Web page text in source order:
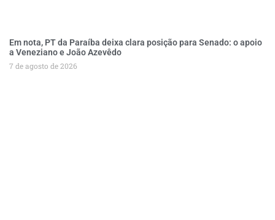
Em nota, PT da Paraíba deixa clara posição para Senado: o apoio
a Veneziano e João Azevêdo
7 de agosto de 2026